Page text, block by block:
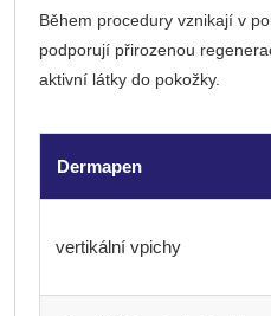
Během procedury vznikají v
podporují přirozenou
aktivní látky do pokožky.
Dermapen
vertikální vpichy